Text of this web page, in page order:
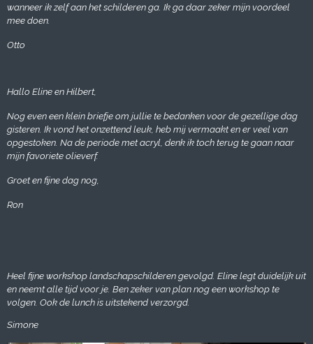
wanneer ik zelf aan het schilderen ga. Ik ga daar zeker mijn voordeel
mee doen.
Otto
Hallo Eline en Hilbert,
Nog even een klein briefje om jullie te bedanken voor de gezellige dag
gisteren. Ik vond het onzettend leuk, heb mij vermaakt en er veel van
opgestoken. Na de periode met acryl, denk ik toch terug te gaan naar
mijn favoriete olieverf.
Groet en fijne dag nog,
Ron
Heel fijne workshop landschapschilderen gevolgd. Eline legt duidelijk uit
en neemt alle tijd voor je. Ben zeker van plan nog een workshop te
volgen. Ook de lunch is uitstekend verzorgd.
Simone